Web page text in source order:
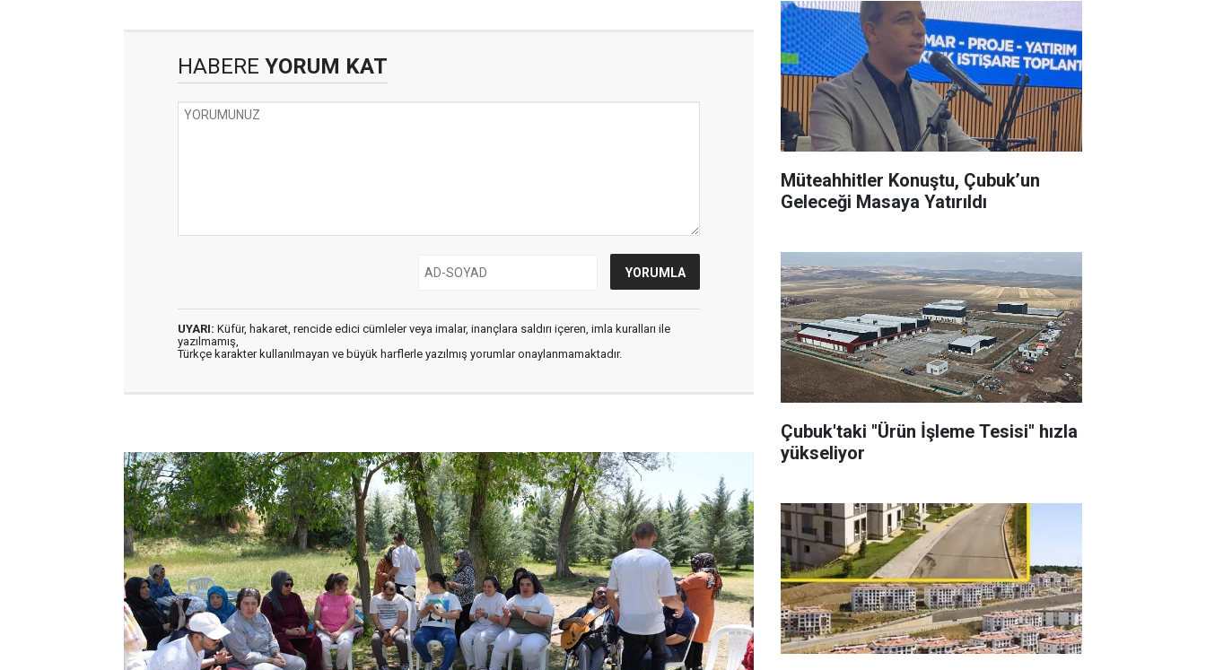
HABERE YORUM KAT
UYARI: Küfür, hakaret, rencide edici cümleler veya imalar, inançlara saldırı içeren, imla kuralları ile
yazılmamış,
Türkçe karakter kullanılmayan ve büyük harflerle yazılmış yorumlar onaylanmamaktadır.
Müteahhitler Konuştu, Çubuk’un
Geleceği Masaya Yatırıldı
Çubuk'taki "Ürün İşleme Tesisi" hızla
yükseliyor